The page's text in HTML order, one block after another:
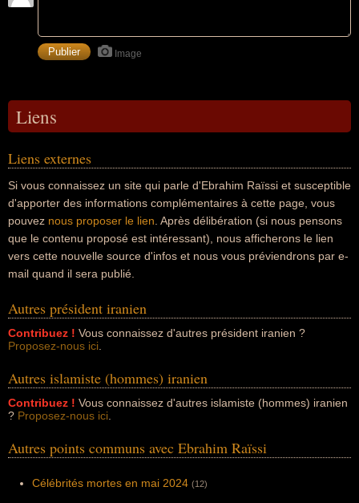
Image
Liens
Liens externes
Si vous connaissez un site qui parle d'Ebrahim Raïssi et susceptible
d'apporter des informations complémentaires à cette page, vous
pouvez nous proposer le lien . Après délibération (si nous pensons
que le contenu proposé est intéressant), nous afficherons le lien
vers cette nouvelle source d'infos et nous vous préviendrons par e-
mail quand il sera publié.
Autres président iranien
Contribuez ! Vous connaissez d'autres président iranien ?
Proposez-nous ici
Autres islamiste (hommes) iranien
Contribuez ! Vous connaissez d'autres islamiste (hommes) iranien
? Proposez-nous ici
Autres points communs avec Ebrahim Raïssi
Célébrités mortes en mai 2024 (12)